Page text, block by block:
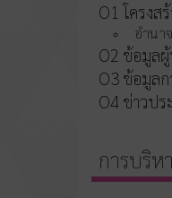
O1 โครงส
อำนา
O2 ข้อมูล
O3 ข้อมูล
O4 ข่าวป
การบริห